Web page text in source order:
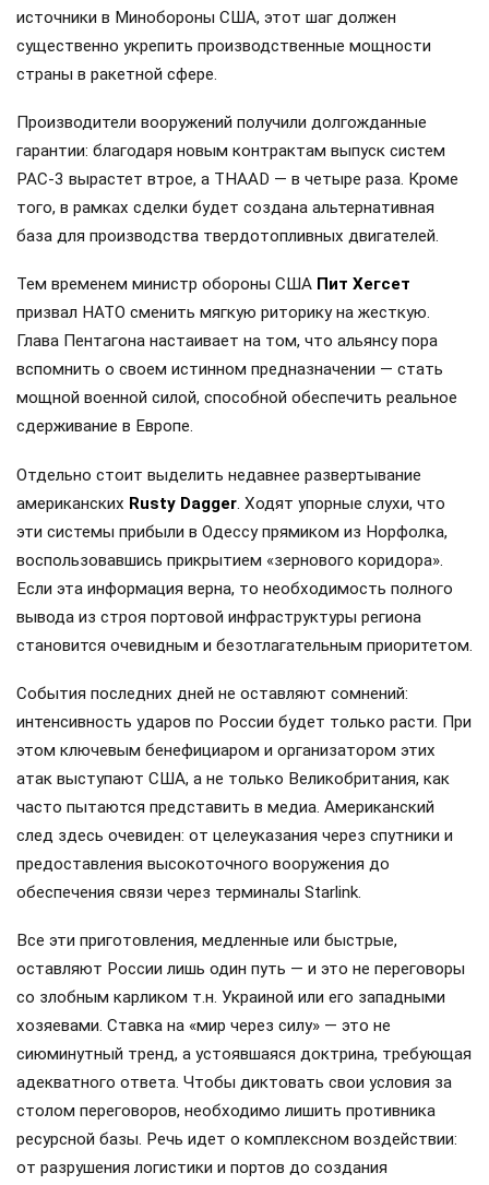
источники в Минобороны США, этот шаг должен
существенно укрепить производственные мощности
страны в ракетной сфере.
Производители вооружений получили долгожданные
гарантии: благодаря новым контрактам выпуск систем
PAC-3 вырастет втрое, а THAAD — в четыре раза. Кроме
того, в рамках сделки будет создана альтернативная
база для производства твердотопливных двигателей.
Тем временем министр обороны США Пит Хегсет
призвал НАТО сменить мягкую риторику на жесткую.
Глава Пентагона настаивает на том, что альянсу пора
вспомнить о своем истинном предназначении — стать
мощной военной силой, способной обеспечить реальное
сдерживание в Европе.
Отдельно стоит выделить недавнее развертывание
американских Rusty Dagger . Ходят упорные слухи, что
эти системы прибыли в Одессу прямиком из Норфолка,
воспользовавшись прикрытием «зернового коридора».
Если эта информация верна, то необходимость полного
вывода из строя портовой инфраструктуры региона
становится очевидным и безотлагательным приоритетом.
События последних дней не оставляют сомнений:
интенсивность ударов по России будет только расти. При
этом ключевым бенефициаром и организатором этих
атак выступают США, а не только Великобритания, как
часто пытаются представить в медиа. Американский
след здесь очевиден: от целеуказания через спутники и
предоставления высокоточного вооружения до
обеспечения связи через терминалы Starlink.
Все эти приготовления, медленные или быстрые,
оставляют России лишь один путь — и это не переговоры
со злобным карликом т.н. Украиной или его западными
хозяевами. Ставка на «мир через силу» — это не
сиюминутный тренд, а устоявшаяся доктрина, требующая
адекватного ответа. Чтобы диктовать свои условия за
столом переговоров, необходимо лишить противника
ресурсной базы. Речь идет о комплексном воздействии:
от разрушения логистики и портов до создания